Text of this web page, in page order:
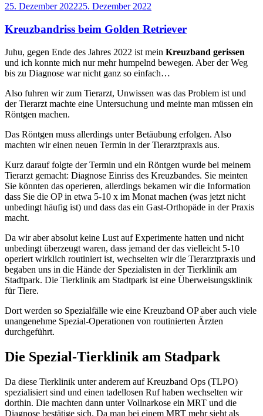
Veröffentlicht
25. Dezember 202225. Dezember 2022
Kreuzbandriss beim Golden Retriever
Juhu, gegen Ende des Jahres 2022 ist mein Kreuzband gerissen
und ich konnte mich nur mehr humpelnd bewegen. Aber der Weg
bis zu Diagnose war nicht ganz so einfach…
Also fuhren wir zum Tierarzt, Unwissen was das Problem ist und
der Tierarzt machte eine Untersuchung und meinte man müssen ein
Röntgen machen.
Das Röntgen muss allerdings unter Betäubung erfolgen. Also
machten wir einen neuen Termin in der Tierarztpraxis aus.
Kurz darauf folgte der Termin und ein Röntgen wurde bei meinem
Tierarzt gemacht: Diagnose Einriss des Kreuzbandes. Sie meinten
Sie könnten das operieren, allerdings bekamen wir die Information
dass Sie die OP in etwa 5-10 x im Monat machen (was jetzt nicht
unbedingt häufig ist) und dass das ein Gast-Orthopäde in der Praxis
macht.
Da wir aber absolut keine Lust auf Experimente hatten und nicht
unbedingt überzeugt waren, dass jemand der das vielleicht 5-10
operiert wirklich routiniert ist, wechselten wir die Tierarztpraxis und
begaben uns in die Hände der Spezialisten in der Tierklinik am
Stadtpark. Die Tierklinik am Stadtpark ist eine Überweisungsklinik
für Tiere.
Dort werden so Spezialfälle wie eine Kreuzband OP aber auch viele
unangenehme Spezial-Operationen von routinierten Ärzten
durchgeführt.
Die Spezial-Tierklinik am Stadpark
Da diese Tierklinik unter anderem auf Kreuzband Ops (TLPO)
spezialisiert sind und einen tadellosen Ruf haben wechselten wir
dorthin. Die machten dann unter Vollnarkose ein MRT und die
Diagnose bestätige sich. Da man bei einem MRT mehr sieht als